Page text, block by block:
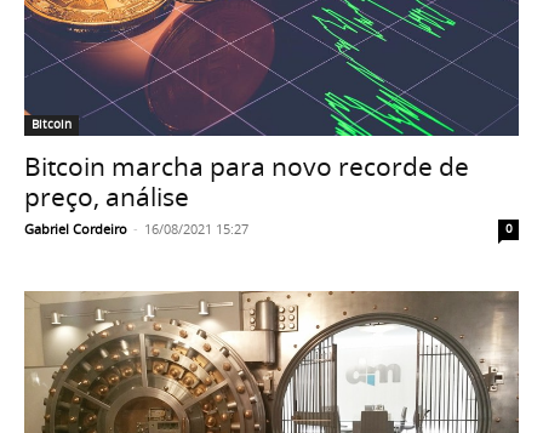
Bitcoin
Bitcoin marcha para novo recorde de
preço, análise
Gabriel Cordeiro - 16/08/2021 15:27 0